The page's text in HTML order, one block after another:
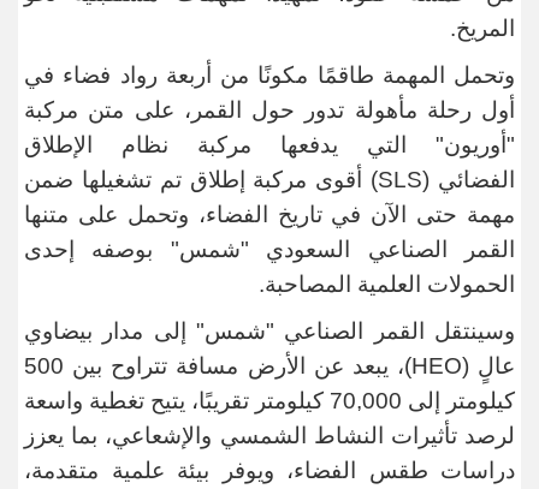
المريخ.
وتحمل المهمة طاقمًا مكونًا من أربعة رواد فضاء في
أول رحلة مأهولة تدور حول القمر، على متن مركبة
"أوريون" التي يدفعها مركبة نظام الإطلاق
الفضائي (SLS)
أقوى مركبة إطلاق تم تشغيلها ضمن
مهمة حتى الآن في تاريخ الفضاء، وتحمل على متنها
القمر الصناعي السعودي "شمس" بوصفه إحدى
الحمولات العلمية المصاحبة.
وسينتقل القمر الصناعي "شمس" إلى مدار بيضاوي
عالٍ (HEO)
، يبعد عن الأرض مسافة تتراوح بين 500
كيلومتر إلى 70,000 كيلومتر تقريبًا، يتيح تغطية واسعة
لرصد تأثيرات النشاط الشمسي والإشعاعي، بما يعزز
دراسات طقس الفضاء، ويوفر بيئة علمية متقدمة،